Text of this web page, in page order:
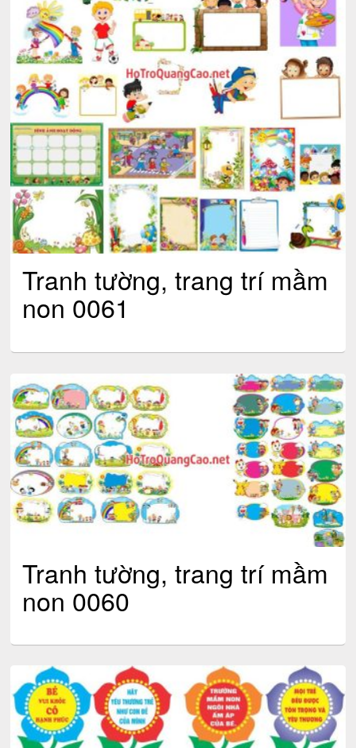
Tranh tường, trang trí mầm
non 0061
Tranh tường, trang trí mầm
non 0060